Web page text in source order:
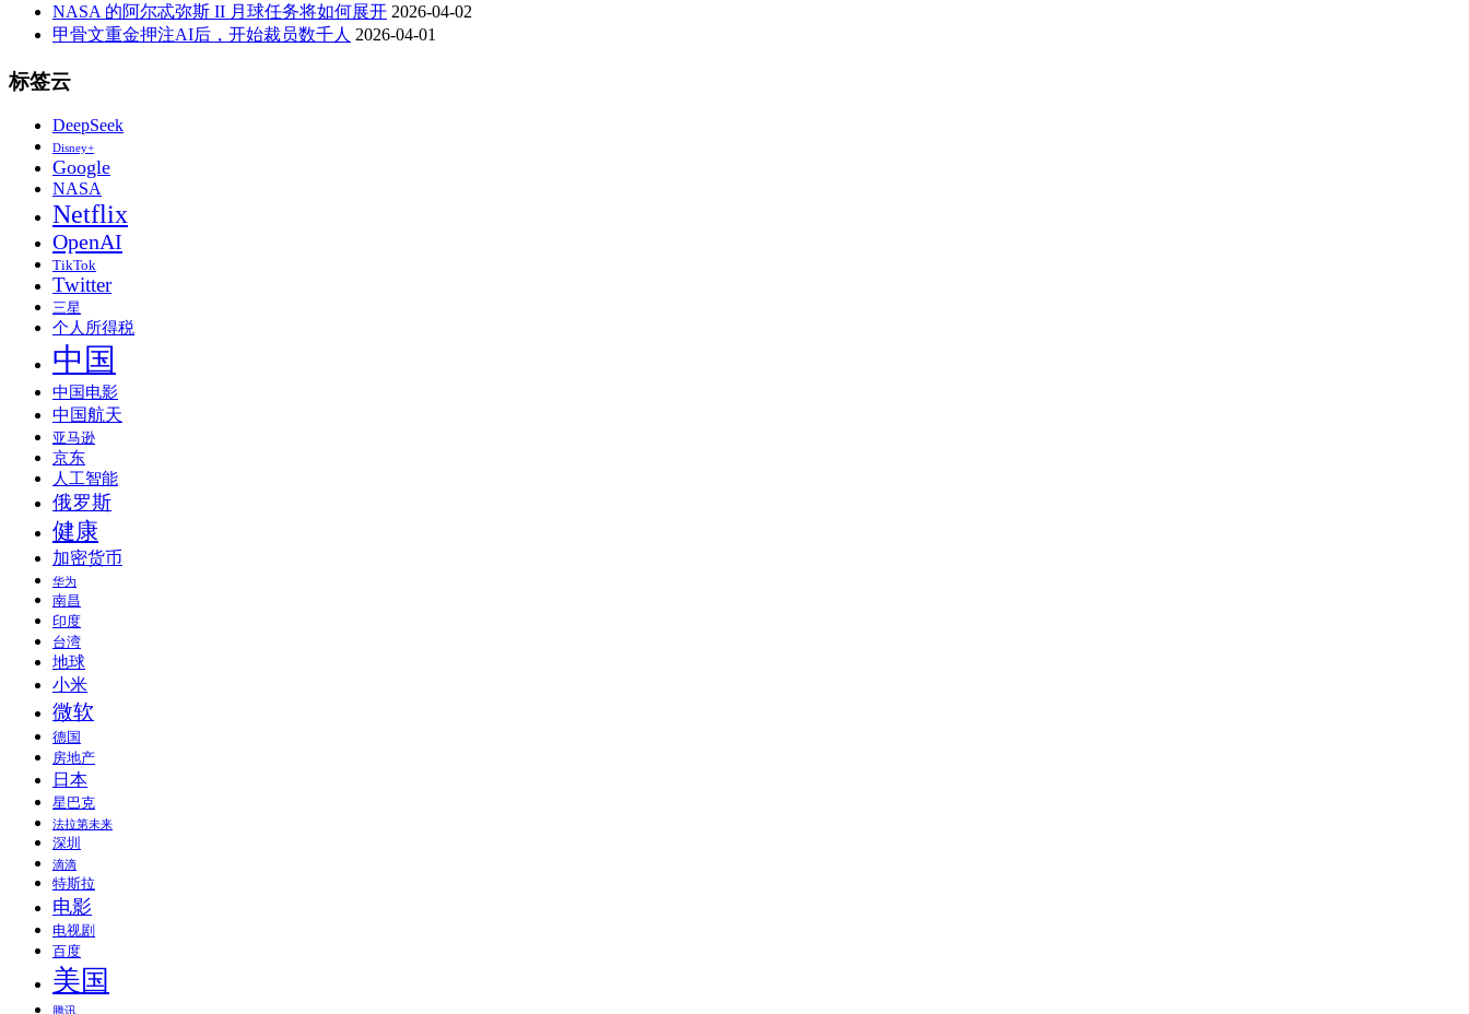
NASA 的阿尔忒弥斯 II 月球任务将如何展开 2026-04-02
甲骨文重金押注AI后，开始裁员数千人 2026-04-01
标签云
DeepSeek
Disney+
Google
NASA
Netflix
OpenAI
TikTok
Twitter
三星
个人所得税
中国
中国电影
中国航天
亚马逊
京东
人工智能
俄罗斯
健康
加密货币
华为
南昌
印度
台湾
地球
小米
微软
德国
房地产
日本
星巴克
法拉第未来
深圳
滴滴
特斯拉
电影
电视剧
百度
美国
腾讯